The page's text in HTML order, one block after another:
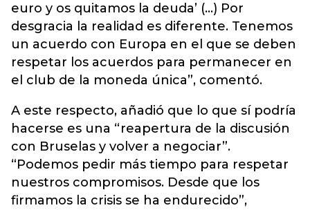
euro y os quitamos la deuda’ (…) Por
desgracia la realidad es diferente. Tenemos
un acuerdo con Europa en el que se deben
respetar los acuerdos para permanecer en
el club de la moneda única”, comentó.
A este respecto, añadió que lo que sí podría
hacerse es una “reapertura de la discusión
con Bruselas y volver a negociar”.
“Podemos pedir más tiempo para respetar
nuestros compromisos. Desde que los
firmamos la crisis se ha endurecido”,